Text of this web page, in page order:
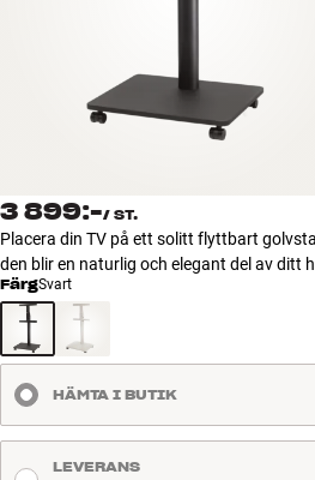
INSPIRATION
NYHETER
ERBJUDANDEN
Hitta Butik
Kundtjänst
Kundtjänst
Bygg med ljud
3 899:-/ ST.
Placera din TV på ett solitt flyttbart
den blir en naturlig och elegant del av ditt
FärgSvart
HÄMTA I BUTIK
LEVERANS